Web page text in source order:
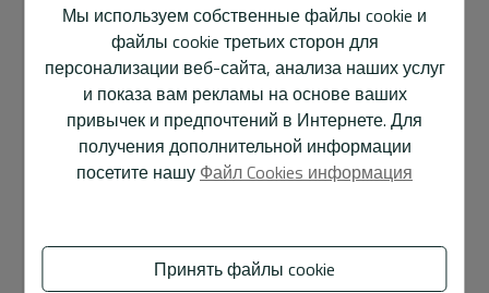
КОЛЛАБОРАТОРОВ
За годы работы мы создали широкую сеть партнеров,
что позволяет нам уверенно предложить вам услуги
наших партнеров-коллабораторов, которые
включают:
Управление бухгалтерскими и налоговыми
вопросами через наших финансовых экспертов.
Мы используем собственные файлы cookie и
файлы cookie третьих сторон для
персонализации веб-сайта, анализа наших услуг
и показа вам рекламы на основе ваших
привычек и предпочтений в Интернете. Для
получения дополнительной информации
посетите нашу Файл Cookies информация
Принять файлы cookie